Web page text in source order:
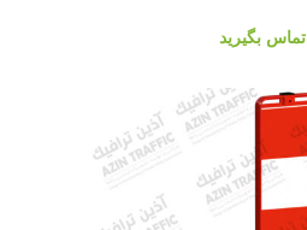
تماس بگیرید